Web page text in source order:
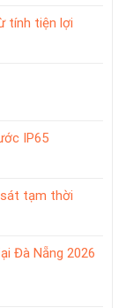
tính tiện lợi
IP65
sát tạm thời
Đà Nẵng 2026